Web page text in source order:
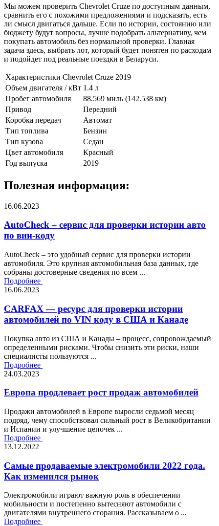
Мы можем проверить Chevrolet Cruze по доступным данным,
сравнить его с похожими предложениями и подсказать, есть
ли смысл двигаться дальше. Если по истории, состоянию или
бюджету будут вопросы, лучше подобрать альтернативу, чем
покупать автомобиль без нормальной проверки. Главная
задача здесь, выбрать лот, который будет понятен по расходам
и подойдет под реальные поездки в Беларуси.
Характеристики Chevrolet Cruze 2019
Объем двигателя / кВт 1.4 л
Пробег автомобиля
88.569 миль (142.538 км)
Привод
Передний
Коробка передач
Автомат
Тип топлива
Бензин
Тип кузова
Седан
Цвет автомобиля
Красный
Год выпуска
2019
Полезная информация:
16.06.2023
AutoCheck – сервис для проверки истории авто
по вин-коду
AutoCheck – это удобный сервис для проверки истории
автомобиля. Это крупная автомобильная база данных, где
собраны достоверные сведения по всем ...
Подробнее
16.06.2023
CARFAX — ресурс для проверки истории
автомобилей по VIN коду в США и Канаде
Покупка авто из США и Канады – процесс, сопровождаемый
определенными рисками. Чтобы снизить эти риски, наши
специалисты пользуются ...
Подробнее
24.03.2023
Европа продлевает рост продаж автомобилей
Продажи автомобилей в Европе выросли седьмой месяц
подряд, чему способствовал сильный рост в Великобритании
и Испании и улучшение цепочек ...
Подробнее
13.12.2022
Самые продаваемые электромобили 2022 года.
Как изменился рынок
Электромобили играют важную роль в обеспечении
мобильности и постепенно вытесняют автомобили с
двигателями внутреннего сгорания. Рассказываем о ...
Подробнее